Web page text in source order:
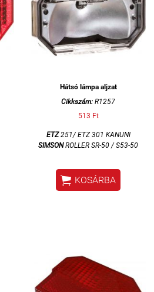
Hátsó lámpa aljzat
Cikkszám: R1257
513 Ft
ETZ251/ ETZ 301 KANUNI
SIMSONROLLER SR-50 / S53-50
 KOSÁRBA